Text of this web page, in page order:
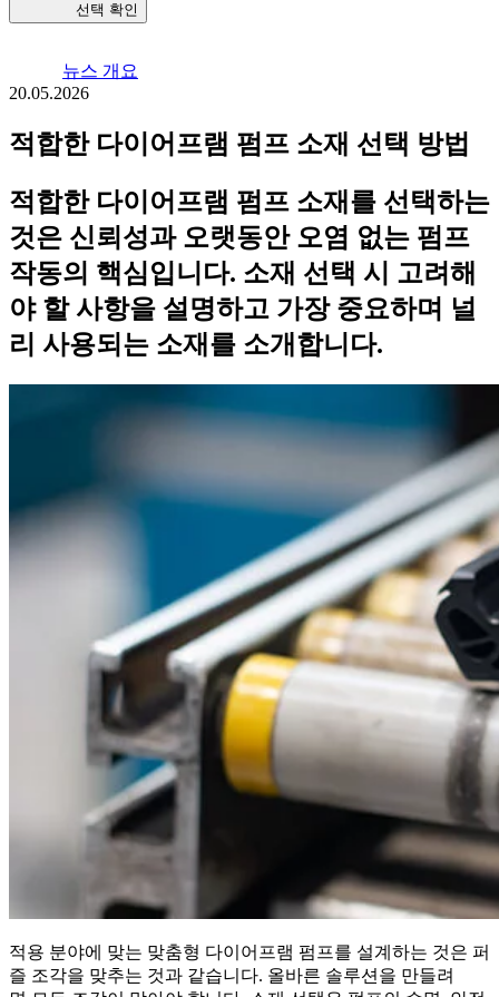
선택 확인
뉴스 개요
20.05.2026
적합한 다이어프램 펌프 소재 선택 방법
적합한 다이어프램 펌프 소재를 선택하는
것은 신뢰성과 오랫동안 오염 없는 펌프
작동의 핵심입니다. 소재 선택 시 고려해
야 할 사항을 설명하고 가장 중요하며 널
리 사용되는 소재를 소개합니다.
적용 분야에 맞는 맞춤형 다이어프램 펌프를 설계하는 것은 퍼
즐 조각을 맞추는 것과 같습니다. 올바른 솔루션을 만들려